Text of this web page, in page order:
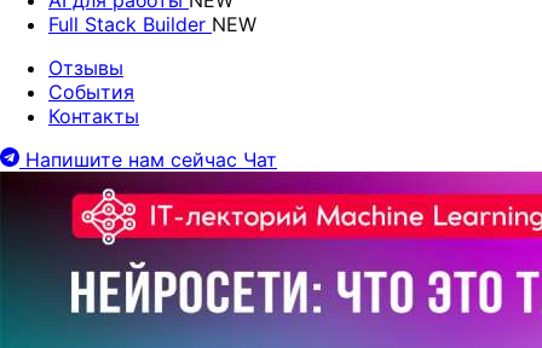
Full Stack Builder NEW
Отзывы
События
Контакты
Напишите нам сейчас Чат